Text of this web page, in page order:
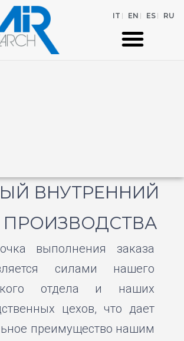
IT EN ES RU
ВНУТРЕННИЙ
ПРОИЗВОДСТВА
выполнения заказа
силами нашего
отдела и наших
цехов, что дает
преимущество нашим